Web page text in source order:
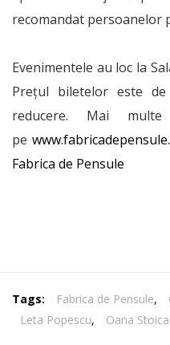
recomandat persoanelor
Evenimentele au loc la
Prețul biletelor este
reducere. Mai
pe
Fabrica de Pensule
Tags: Fabrica de Pensule,
Leta Popescu, Oana Stoica